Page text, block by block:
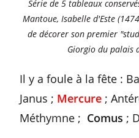
Série de 5 tableaux
Mantoue, Isabelle d'Este
de décorer son premier
Giorgio du palais
Il y a foule à la fête :
Janus ; Mercure ;
Méthymne ; Comus ;